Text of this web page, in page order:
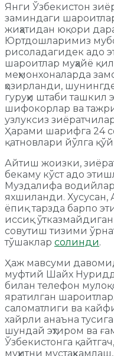
Янги Ўзбекистон
заминдаги
жиҳатидан юқори
Юртдошларимиз
рисоладагидек адо
шароитлар муҳайё
меҳмонхоналарда
ҳозирланди,
гуруҳи штаби ташкил
шифокорлар ва
узлуксиз
Ҳарами шарифга 24
қатновлари йўлга
Айтиш жоизки,
бекаму кўст адо
Муздалифа
яхшиланди. Хусусан,
ёпиқ тарзда барпо
иссиқ
совутиш тизими
тўшаклар солинди.
Ҳаж мавсуми
муфтий Шайх
билан телефон
яратилган
саломатлиги ва
хайрли анаъна
шундай эҳтиром ва
Ўзбекистонга
муҳитни